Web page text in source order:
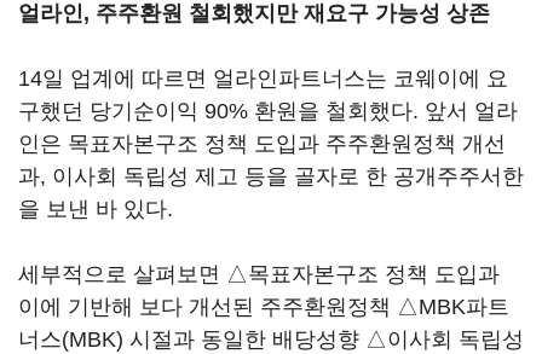
얼라인, 주주환원 철회했지만 재요구 가능성 상존
14일 업계에 따르면 얼라인파트너스는 코웨이에 요
구했던 당기순이익 90% 환원을 철회했다. 앞서 얼라
인은 목표자본구조 정책 도입과 주주환원정책 개선
과, 이사회 독립성 제고 등을 골자로 한 공개주주서한
을 보낸 바 있다.
세부적으로 살펴보면 △목표자본구조 정책 도입과
이에 기반해 보다 개선된 주주환원정책 △MBK파트
너스(MBK) 시절과 동일한 배당성향 △이사회 독립성